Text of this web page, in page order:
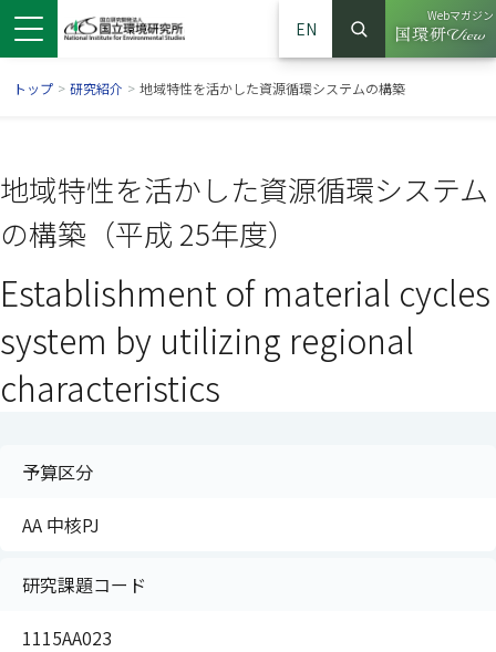
ドウで開きます）
ンドウで開きます）
ウインドウで開きます）
EN
サイト内検索
検索
Webマガジン
（別ウイ
トップ > 研究紹介 > 地域特性を活かした資源循環システムの構築
地域特性を活かした資源循環システム
の構築（平成 25年度）
Establishment of material cycles
system by utilizing regional
characteristics
予算区分
AA 中核PJ
研究課題コード
1115AA023